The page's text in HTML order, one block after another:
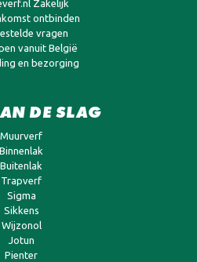
Zakelijk
ontbinden
vragen
vanuit België
en bezorging
DE SLAG
Muurverf
Binnenlak
Buitenlak
Trapverf
Sigma
Sikkens
Wijzonol
Jotun
Pienter